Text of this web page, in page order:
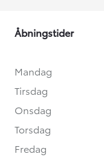
Åbningstider
Mandag
Tirsdag
Onsdag
Torsdag
Fredag